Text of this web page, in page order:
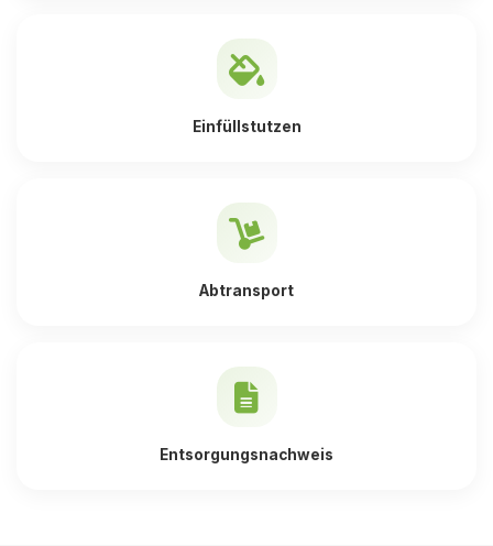
Einfüllstutzen
Abtransport
Entsorgungsnachweis